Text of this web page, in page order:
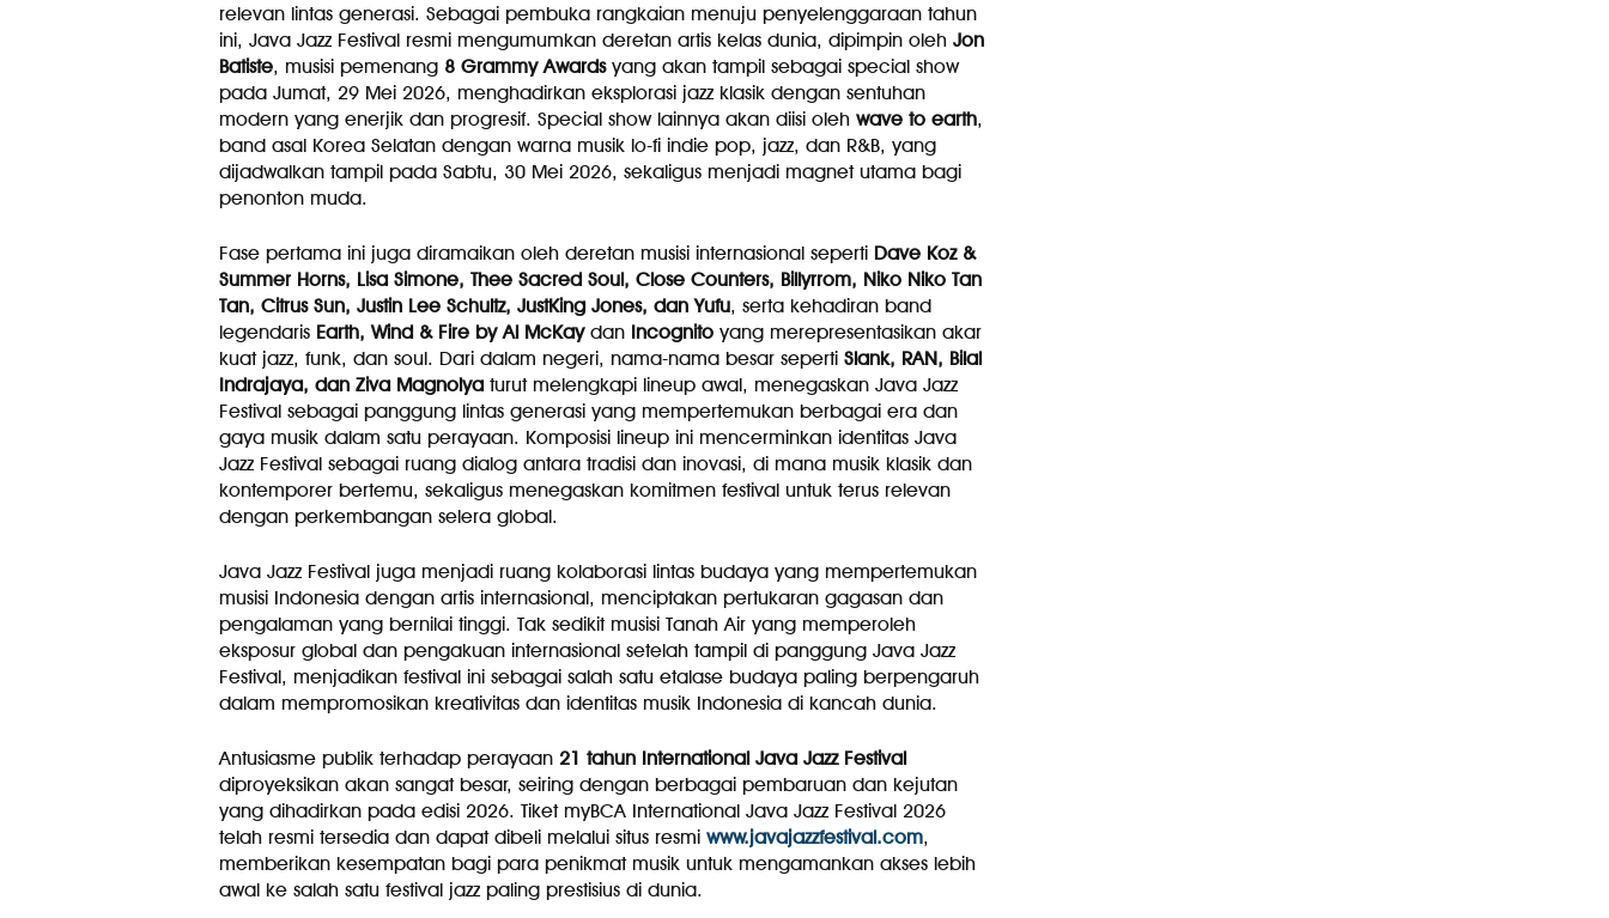
relevan lintas generasi. Sebagai pembuka rangkaian menuju penyelenggaraan tahun
ini, Java Jazz Festival resmi mengumumkan deretan artis kelas dunia, dipimpin oleh Jon
Batiste, musisi pemenang 8 Grammy Awardsyang akan tampil sebagai special show
pada Jumat, 29 Mei 2026, menghadirkan eksplorasi jazz klasik dengan sentuhan
modern yang enerjik dan progresif. Special show lainnya akan diisi oleh wave to earth,
band asal Korea Selatan dengan warna musik lo-fi indie pop, jazz, dan R&B, yang
dijadwalkan tampil pada Sabtu, 30 Mei 2026, sekaligus menjadi magnet utama bagi
penonton muda.
Fase pertama ini juga diramaikan oleh deretan musisi internasional seperti Dave Koz &
Summer Horns, Lisa Simone, Thee Sacred Soul, Close Counters, Billyrrom, Niko Niko Tan
Tan, Citrus Sun, Justin Lee Schultz, JustKing Jones, dan Yufu, serta kehadiran band
legendaris Earth, Wind & Fire by Al McKaydan Incognitoyang merepresentasikan akar
kuat jazz, funk, dan soul. Dari dalam negeri, nama-nama besar seperti Slank, RAN, Bilal
Indrajaya, dan Ziva Magnolyaturut melengkapi lineup awal, menegaskan Java Jazz
Festival sebagai panggung lintas generasi yang mempertemukan berbagai era dan
gaya musik dalam satu perayaan. Komposisi lineup ini mencerminkan identitas Java
Jazz Festival sebagai ruang dialog antara tradisi dan inovasi, di mana musik klasik dan
kontemporer bertemu, sekaligus menegaskan komitmen festival untuk terus relevan
dengan perkembangan selera global.
Java Jazz Festival juga menjadi ruang kolaborasi lintas budaya yang mempertemukan
musisi Indonesia dengan artis internasional, menciptakan pertukaran gagasan dan
pengalaman yang bernilai tinggi. Tak sedikit musisi Tanah Air yang memperoleh
eksposur global dan pengakuan internasional setelah tampil di panggung Java Jazz
Festival, menjadikan festival ini sebagai salah satu etalase budaya paling berpengaruh
dalam mempromosikan kreativitas dan identitas musik Indonesia di kancah dunia.
Antusiasme publik terhadap perayaan 21 tahun International Java Jazz Festival
diproyeksikan akan sangat besar, seiring dengan berbagai pembaruan dan kejutan
yang dihadirkan pada edisi 2026. Tiket myBCA International Java Jazz Festival 2026
telah resmi tersedia dan dapat dibeli melalui situs resmi www.javajazzfestival.com,
memberikan kesempatan bagi para penikmat musik untuk mengamankan akses lebih
awal ke salah satu festival jazz paling prestisius di dunia.